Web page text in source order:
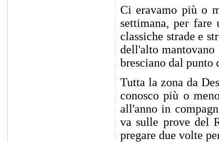
Ci eravamo più o
settimana, per fare
classiche strade e
dell'alto
bresciano dal
Tutta la zona da
conosco più o
all'anno in
va sulle prove del
pregare due volte